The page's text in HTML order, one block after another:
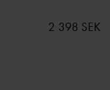
2 398 SEK